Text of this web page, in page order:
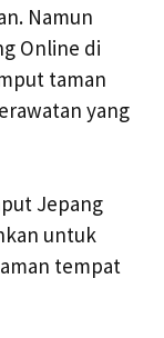
Namun
Online di
taman
yang
Jepang
untuk
tempat